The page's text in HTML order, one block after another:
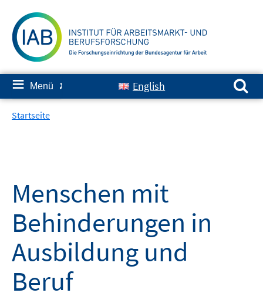
zum
Inhalt
≡ Menü ✘ English
Suchen nach:
Startseite
Menschen mit
Behinderungen in
Ausbildung und
Beruf